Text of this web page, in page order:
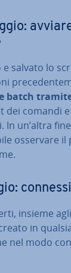
salvato lo
batch
dei comandi
In un’altra
osservare il
insieme
in
nel modo